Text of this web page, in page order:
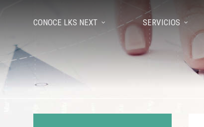
CONOCE LKS NEXT SERVICIOS